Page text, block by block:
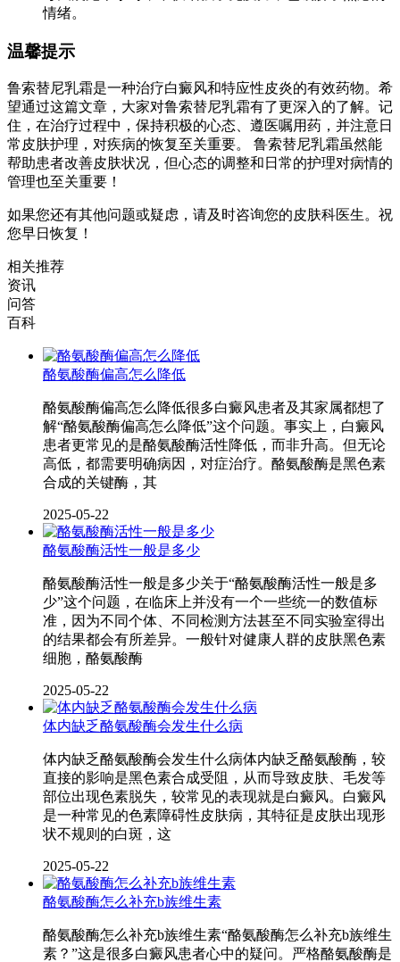
情绪。
温馨提示
鲁索替尼乳霜是一种治疗白癜风和特应性皮炎的有效药物。希
望通过这篇文章，大家对鲁索替尼乳霜有了更深入的了解。记
住，在治疗过程中，保持积极的心态、遵医嘱用药，并注意日
常皮肤护理，对疾病的恢复至关重要。 鲁索替尼乳霜虽然能
帮助患者改善皮肤状况，但心态的调整和日常的护理对病情的
管理也至关重要！
如果您还有其他问题或疑虑，请及时咨询您的皮肤科医生。祝
您早日恢复！
相关推荐
资讯
问答
百科
酪氨酸酶偏高怎么降低
酪氨酸酶偏高怎么降低很多白癜风患者及其家属都想了
解“酪氨酸酶偏高怎么降低”这个问题。事实上，白癜风
患者更常见的是酪氨酸酶活性降低，而非升高。但无论
高低，都需要明确病因，对症治疗。酪氨酸酶是黑色素
合成的关键酶，其
2025-05-22
酪氨酸酶活性一般是多少
酪氨酸酶活性一般是多少关于“酪氨酸酶活性一般是多
少”这个问题，在临床上并没有一个一些统一的数值标
准，因为不同个体、不同检测方法甚至不同实验室得出
的结果都会有所差异。一般针对健康人群的皮肤黑色素
细胞，酪氨酸酶
2025-05-22
体内缺乏酪氨酸酶会发生什么病
体内缺乏酪氨酸酶会发生什么病体内缺乏酪氨酸酶，较
直接的影响是黑色素合成受阻，从而导致皮肤、毛发等
部位出现色素脱失，较常见的表现就是白癜风。白癜风
是一种常见的色素障碍性皮肤病，其特征是皮肤出现形
状不规则的白斑，这
2025-05-22
酪氨酸酶怎么补充b族维生素
酪氨酸酶怎么补充b族维生素“酪氨酸酶怎么补充b族维生
素？”这是很多白癜风患者心中的疑问。严格酪氨酸酶是